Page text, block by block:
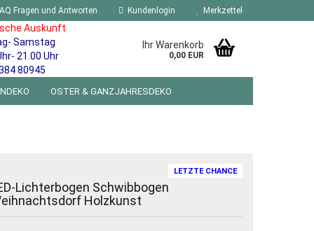
Fragen und Antworten Kundenlogin Merkzettel
Auskunft
Samstag
21.00 Uhr
80945
Ihr Warenkorb
0,00 EUR
OSTER & GANZJAHRESDEKO
LETZTE CHANCE
Lichterbogen Schwibbogen
Holzkunst